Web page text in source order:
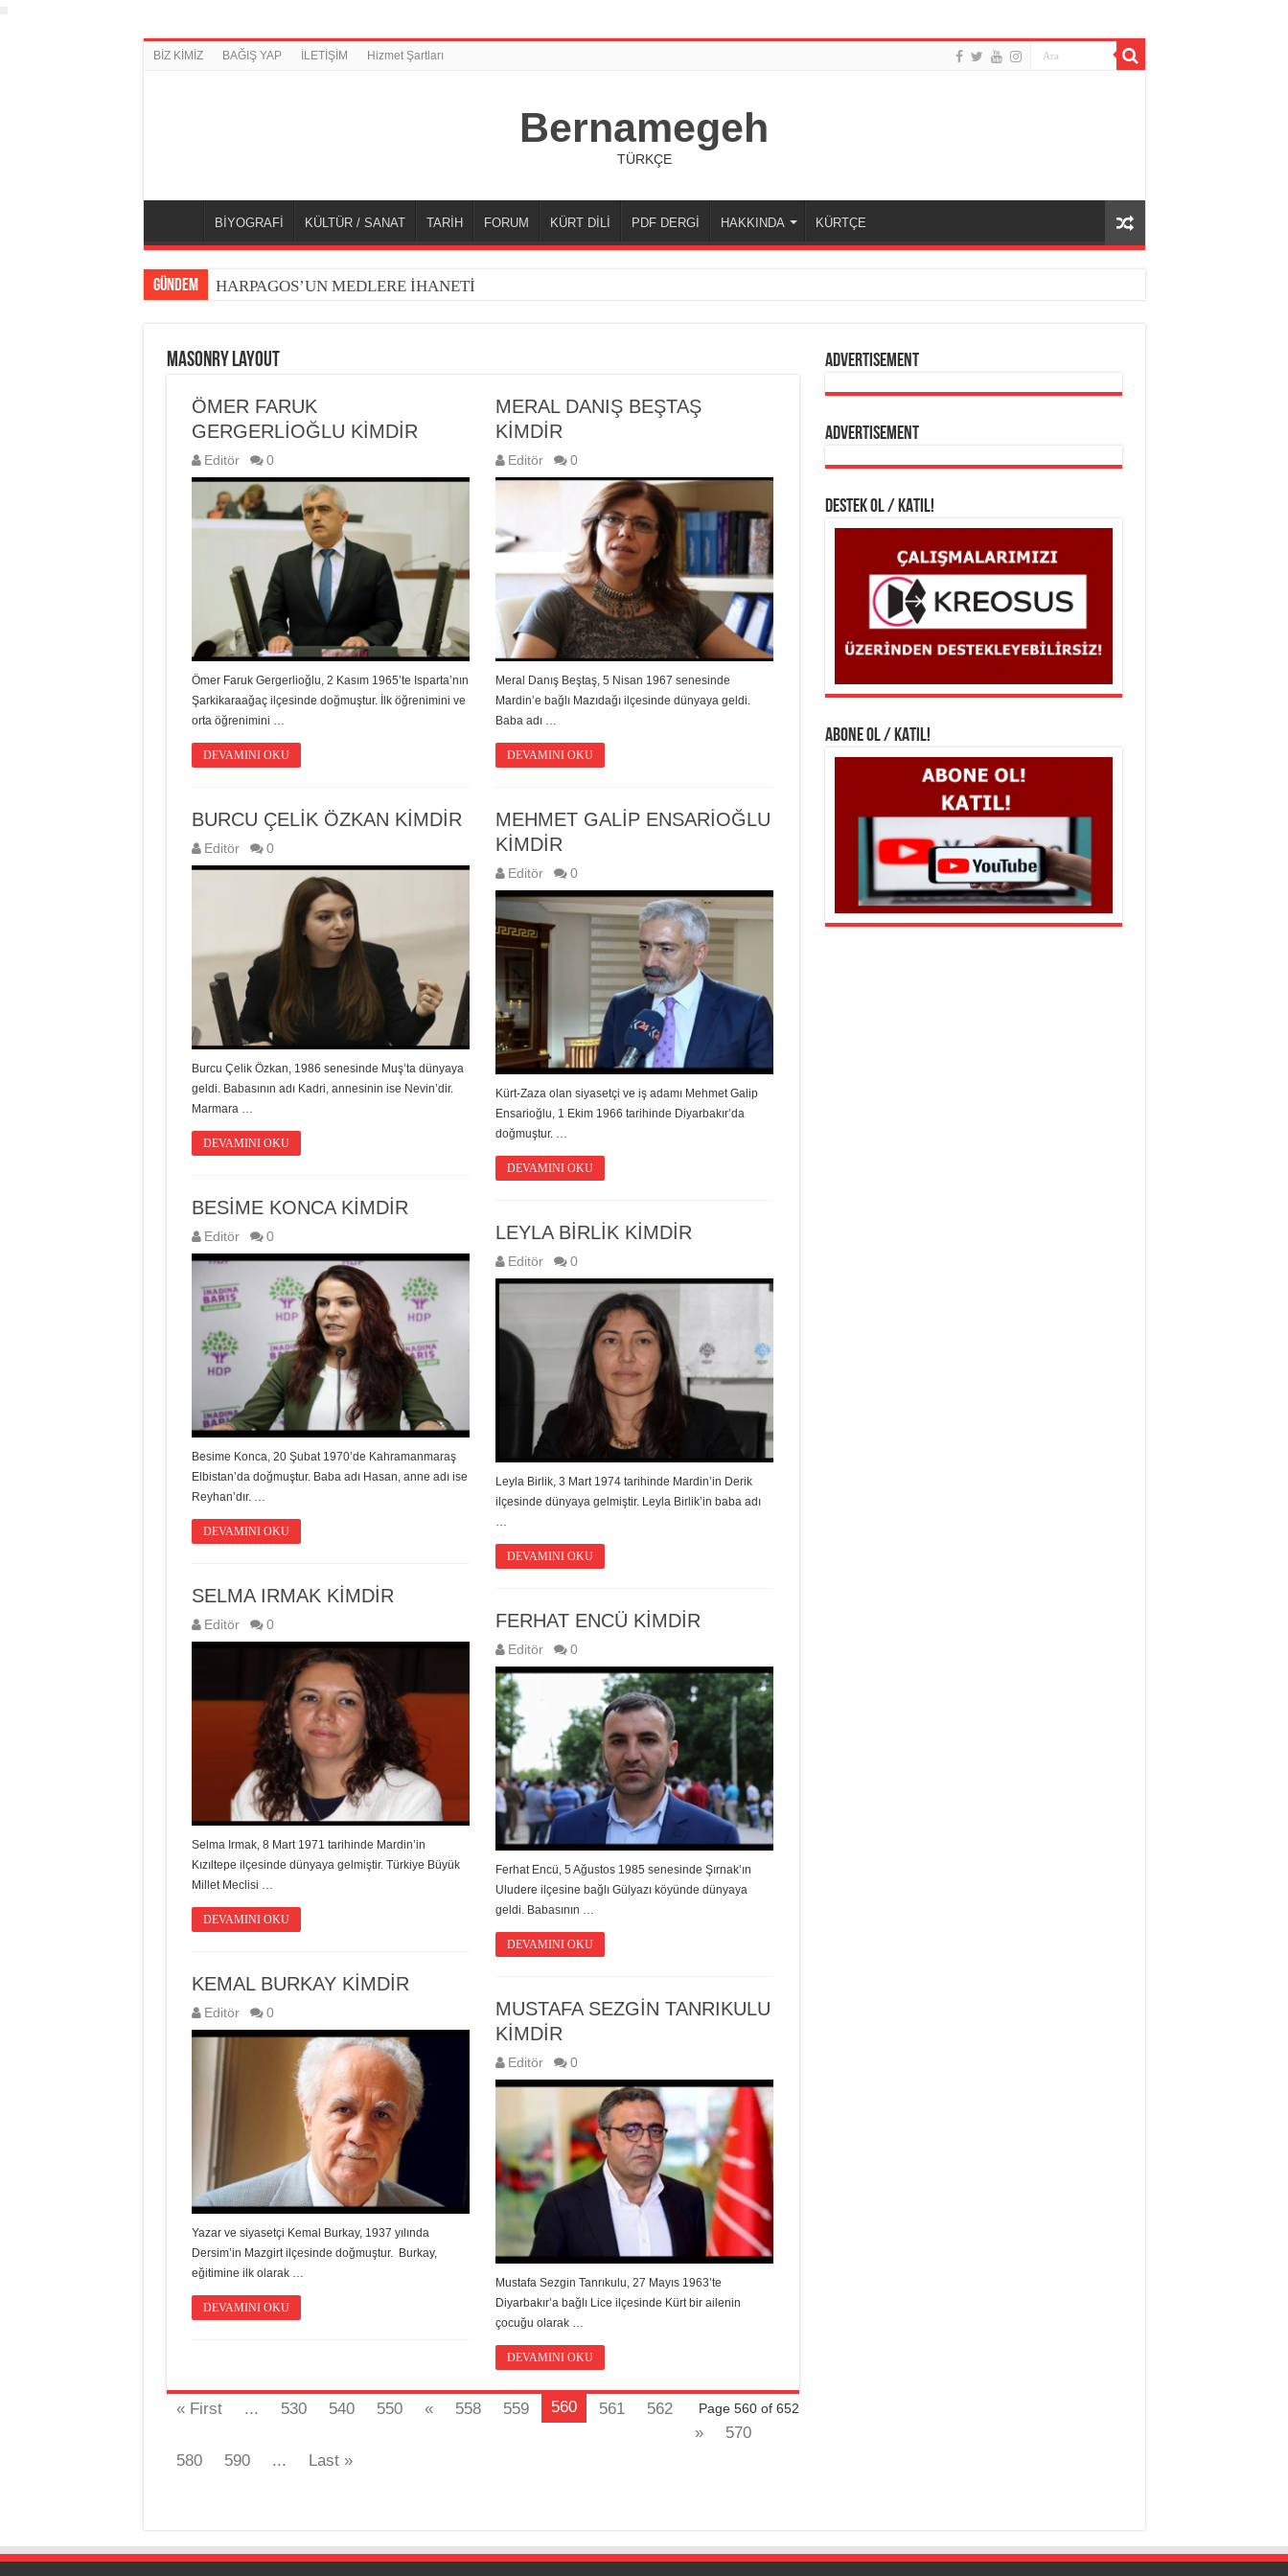
BİZ KİMİZ BAĞIŞ YAP İLETİŞİM Hizmet Şartları
Bernamegeh
TÜRKÇE
BİYOGRAFİ KÜLTÜR / SANAT TARİH FORUM KÜRT DİLİ PDF DERGİ HAKKINDA KÜRTÇE
GÜNDEM HARPAGOS’UN MEDLERE İHANETİ
Masonry Layout
ÖMER FARUK
GERGERLİOĞLU KİMDİR
Editör 0
Ömer Faruk Gergerlioğlu, 2 Kasım 1965’te Isparta’nın
Şarkikaraağaç ilçesinde doğmuştur. İlk öğrenimini ve
orta öğrenimini …
DEVAMINI OKU
MERAL DANIŞ BEŞTAŞ
KİMDİR
Editör 0
Meral Danış Beştaş, 5 Nisan 1967 senesinde
Mardin’e bağlı Mazıdağı ilçesinde dünyaya geldi.
Baba adı …
DEVAMINI OKU
BURCU ÇELİK ÖZKAN KİMDİR
Editör 0
Burcu Çelik Özkan, 1986 senesinde Muş’ta dünyaya
geldi. Babasının adı Kadri, annesinin ise Nevin’dir.
Marmara …
DEVAMINI OKU
MEHMET GALİP ENSARİOĞLU
KİMDİR
Editör 0
Kürt-Zaza olan siyasetçi ve iş adamı Mehmet Galip
Ensarioğlu, 1 Ekim 1966 tarihinde Diyarbakır’da
doğmuştur. …
DEVAMINI OKU
BESİME KONCA KİMDİR
Editör 0
Besime Konca, 20 Şubat 1970’de Kahramanmaraş
Elbistan’da doğmuştur. Baba adı Hasan, anne adı ise
Reyhan’dır. …
DEVAMINI OKU
LEYLA BİRLİK KİMDİR
Editör 0
Leyla Birlik, 3 Mart 1974 tarihinde Mardin’in Derik
ilçesinde dünyaya gelmiştir. Leyla Birlik’in baba adı
…
DEVAMINI OKU
SELMA IRMAK KİMDİR
Editör 0
Selma Irmak, 8 Mart 1971 tarihinde Mardin’in
Kızıltepe ilçesinde dünyaya gelmiştir. Türkiye Büyük
Millet Meclisi …
DEVAMINI OKU
FERHAT ENCÜ KİMDİR
Editör 0
Ferhat Encü, 5 Ağustos 1985 senesinde Şırnak’ın
Uludere ilçesine bağlı Gülyazı köyünde dünyaya
geldi. Babasının …
DEVAMINI OKU
KEMAL BURKAY KİMDİR
Editör 0
Yazar ve siyasetçi Kemal Burkay, 1937 yılında
Dersim’in Mazgirt ilçesinde doğmuştur. Burkay,
eğitimine ilk olarak …
DEVAMINI OKU
MUSTAFA SEZGİN TANRIKULU
KİMDİR
Editör 0
Mustafa Sezgin Tanrıkulu, 27 Mayıs 1963’te
Diyarbakır’a bağlı Lice ilçesinde Kürt bir ailenin
çocuğu olarak …
DEVAMINI OKU
Page 560 of 652
« First ... 530 540 550 « 558 559 560 561
562
»
570
580
590 ... Last »
Advertisement
Advertisement
DESTEK OL / KATIL!
ABONE OL / KATIL!